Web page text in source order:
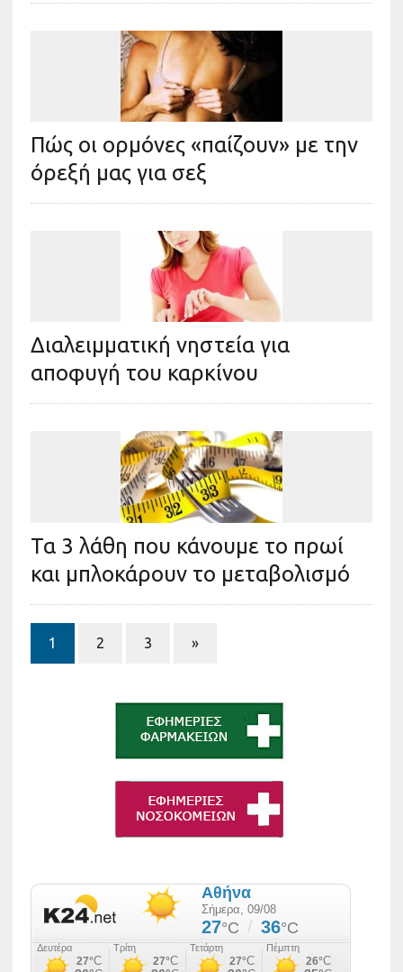
Πώς οι ορμόνες «παίζουν» με την
όρεξή μας για σεξ
Διαλειμματική νηστεία για
αποφυγή του καρκίνου
Τα 3 λάθη που κάνουμε το πρωί
και μπλοκάρουν το μεταβολισμό
1 2 3 »